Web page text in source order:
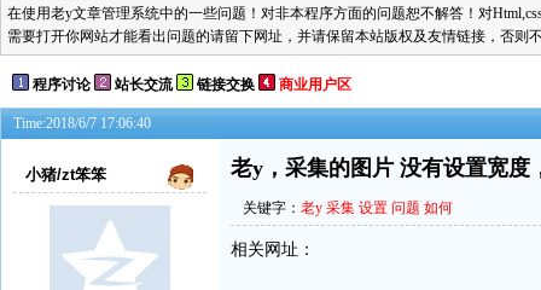
在使用老y文章管理系统中的一些问题！对非本程序方面的问题恕不解答！对
需要打开你网站才能看出问题的请留下网址，并请保留本站版权及友情链接，否则
程序讨论 站长交流 链接交换 商业用户区
Time:2018/6/7 17:06:40
小猪/zt笨笨 老y，采集的图片 没有设置宽
关键字： 老y 采集 设置 问题 如何
相关网址：